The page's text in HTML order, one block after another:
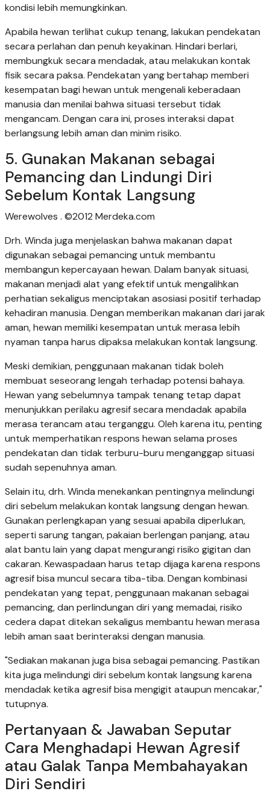
kondisi lebih memungkinkan.
Apabila hewan terlihat cukup tenang, lakukan pendekatan
secara perlahan dan penuh keyakinan. Hindari berlari,
membungkuk secara mendadak, atau melakukan kontak
fisik secara paksa. Pendekatan yang bertahap memberi
kesempatan bagi hewan untuk mengenali keberadaan
manusia dan menilai bahwa situasi tersebut tidak
mengancam. Dengan cara ini, proses interaksi dapat
berlangsung lebih aman dan minim risiko.
5. Gunakan Makanan sebagai
Pemancing dan Lindungi Diri
Sebelum Kontak Langsung
Werewolves . ©2012 Merdeka.com
Drh. Winda juga menjelaskan bahwa makanan dapat
digunakan sebagai pemancing untuk membantu
membangun kepercayaan hewan. Dalam banyak situasi,
makanan menjadi alat yang efektif untuk mengalihkan
perhatian sekaligus menciptakan asosiasi positif terhadap
kehadiran manusia. Dengan memberikan makanan dari jarak
aman, hewan memiliki kesempatan untuk merasa lebih
nyaman tanpa harus dipaksa melakukan kontak langsung.
Meski demikian, penggunaan makanan tidak boleh
membuat seseorang lengah terhadap potensi bahaya.
Hewan yang sebelumnya tampak tenang tetap dapat
menunjukkan perilaku agresif secara mendadak apabila
merasa terancam atau terganggu. Oleh karena itu, penting
untuk memperhatikan respons hewan selama proses
pendekatan dan tidak terburu-buru menganggap situasi
sudah sepenuhnya aman.
Selain itu, drh. Winda menekankan pentingnya melindungi
diri sebelum melakukan kontak langsung dengan hewan.
Gunakan perlengkapan yang sesuai apabila diperlukan,
seperti sarung tangan, pakaian berlengan panjang, atau
alat bantu lain yang dapat mengurangi risiko gigitan dan
cakaran. Kewaspadaan harus tetap dijaga karena respons
agresif bisa muncul secara tiba-tiba. Dengan kombinasi
pendekatan yang tepat, penggunaan makanan sebagai
pemancing, dan perlindungan diri yang memadai, risiko
cedera dapat ditekan sekaligus membantu hewan merasa
lebih aman saat berinteraksi dengan manusia.
"Sediakan makanan juga bisa sebagai pemancing. Pastikan
kita juga melindungi diri sebelum kontak langsung karena
mendadak ketika agresif bisa mengigit ataupun mencakar,"
tutupnya.
Pertanyaan & Jawaban Seputar
Cara Menghadapi Hewan Agresif
atau Galak Tanpa Membahayakan
Diri Sendiri